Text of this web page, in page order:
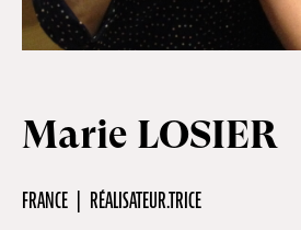
Jeune Public
Scolaire
Presse / Pro
Marie LOSIER
FRANCE RÉALISATEUR.TRICE